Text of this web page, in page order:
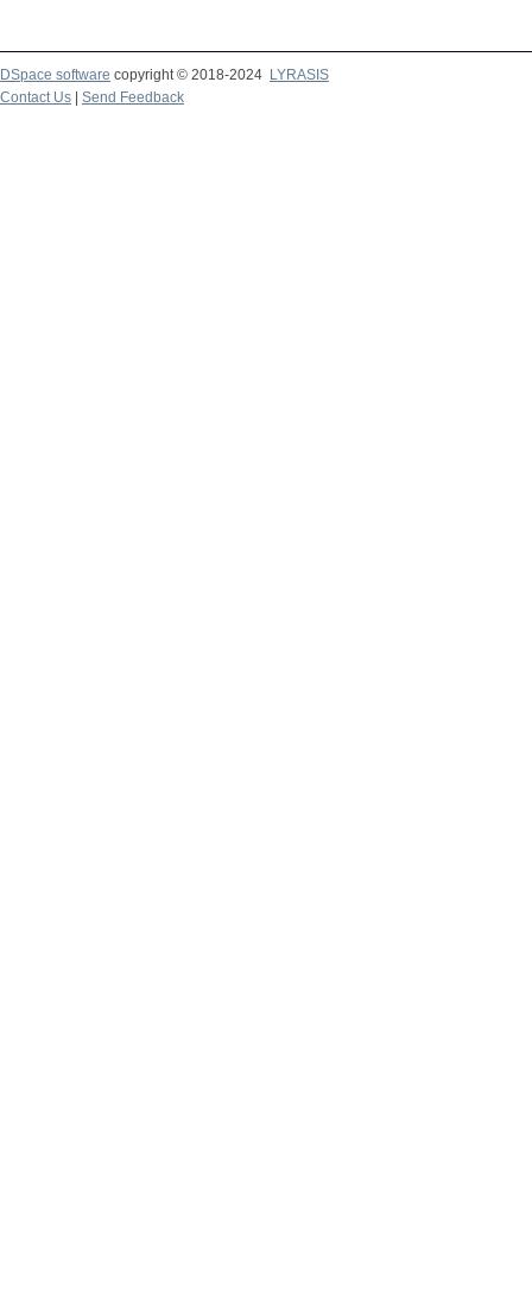
DSpace software copyright © 2018-2024 LYRASIS
Contact Us
Send Feedback